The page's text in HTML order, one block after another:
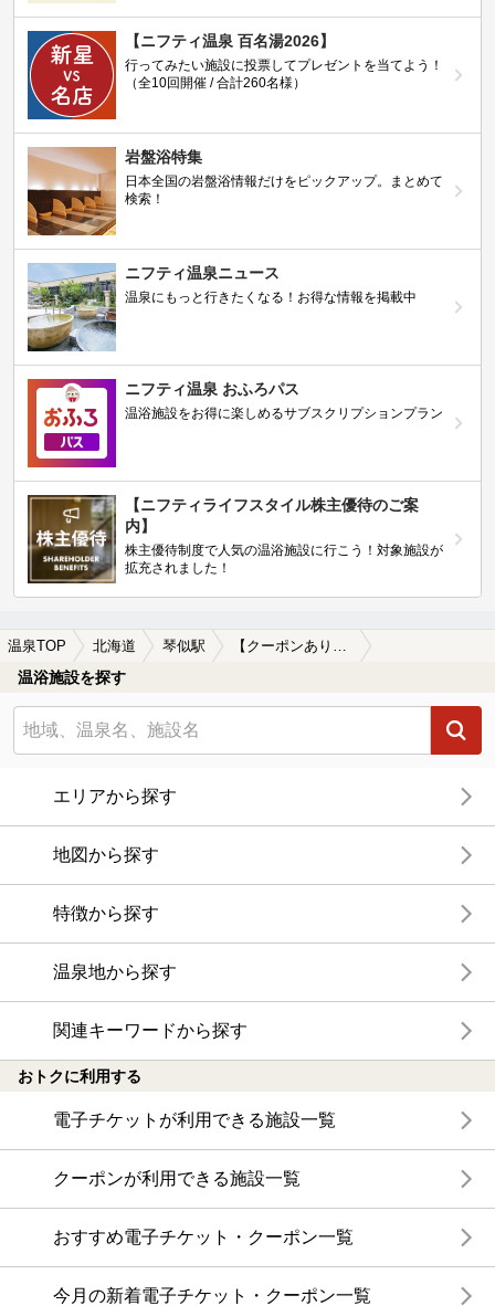
【ニフティ温泉 百名湯2026】
行ってみたい施設に投票してプレゼントを当てよう！
（全10回開催 / 合計260名様）
岩盤浴特集
日本全国の岩盤浴情報だけをピックアップ。まとめて
検索！
ニフティ温泉ニュース
温泉にもっと行きたくなる！お得な情報を掲載中
ニフティ温泉 おふろパス
温浴施設をお得に楽しめるサブスクリプションプラン
【ニフティライフスタイル株主優待のご案
内】
株主優待制度で人気の温浴施設に行こう！対象施設が
拡充されました！
温泉TOP 北海道 琴似駅
温浴施設を探す
エリアから探す
地図から探す
特徴から探す
温泉地から探す
関連キーワードから探す
おトクに利用する
電子チケットが利用できる施設一覧
クーポンが利用できる施設一覧
おすすめ電子チケット・クーポン一覧
今月の新着電子チケット・クーポン一覧